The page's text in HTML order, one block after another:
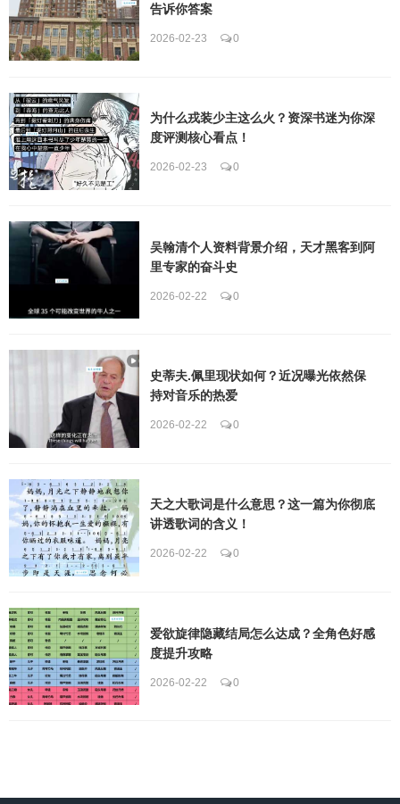
告诉你答案
2026-02-23 0
为什么戎装少主这么火？资深书迷为你深
度评测核心看点！
2026-02-23 0
吴翰清个人资料背景介绍，天才黑客到阿
里专家的奋斗史
2026-02-22 0
史蒂夫.佩里现状如何？近况曝光依然保
持对音乐的热爱
2026-02-22 0
天之大歌词是什么意思？这一篇为你彻底
讲透歌词的含义！
2026-02-22 0
爱欲旋律隐藏结局怎么达成？全角色好感
度提升攻略
2026-02-22 0